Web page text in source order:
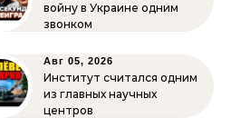
войну в Украине одним
звонком
Авг 05, 2026
Институт считался одним
из главных научных
центров